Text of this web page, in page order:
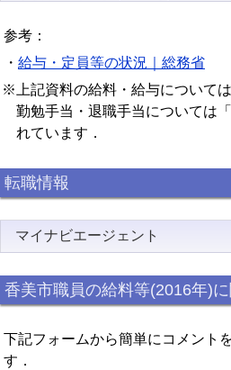
参考：
・ 給与・定員等の状況｜総務省
※上記資料の給料・給与について
勤勉手当・退職手当については
れています．
転職情報
マイナビエージェント
香美市職員の給料等(2016年)
下記フォームから簡単にコメント
す．